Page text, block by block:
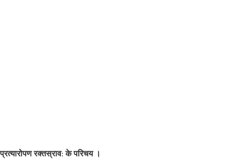
प्रत्यारोपण रक्तस्राव: के परिचय ।